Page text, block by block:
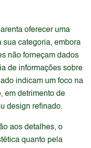
oferecer uma
sua categoria, embora
não forneçam dados
de informações sobre
indicam um foco na
em detrimento de
design refinado.
aos detalhes, o
quanto pela